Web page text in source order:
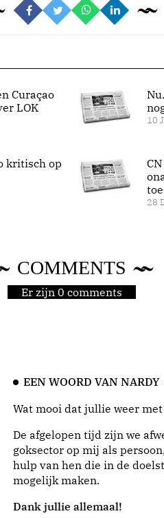
Curaçao
LOK
kritisch op
10
28
COMMENTS
Er zijn 0 comments
EEN WOORD VAN NARDY
Wat mooi dat jullie weer
De afgelopen tijd zijn we
goksector op mij als
hulp van hen die in de
mogelijk maken.
Dank jullie allemaal!